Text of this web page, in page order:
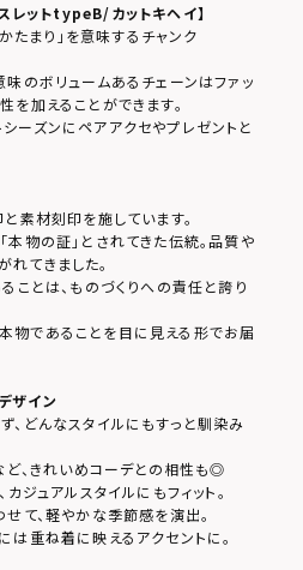
レットtypeB/カットキヘイ】
たまり」を意味するチャンク
のボリュームあるチェーンはファッ
を加えることができます。
ーズンにペアアクセやプレゼントと
と素材刻印を施しています。
本物の証」とされてきた伝統。品質や
てきました。
ことは、ものづくりへの責任と誇り
物であることを目に見える形でお届
ザイン
、どんなスタイルにもすっと馴染み
ど、きれいめコーデとの相性も◎
ジュアルスタイルにもフィット。
せて、軽やかな季節感を演出。
は重ね着に映えるアクセントに。